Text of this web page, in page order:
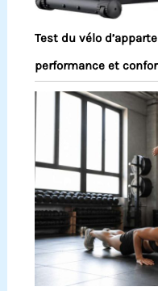
Test du vélo
performance et